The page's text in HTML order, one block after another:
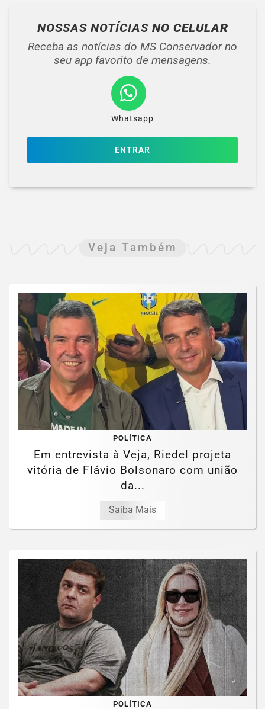
NOSSAS NOTÍCIAS NO CELULAR
Receba as notícias do MS Conservador no
seu app favorito de mensagens.
Whatsapp
ENTRAR
Veja Também
POLÍTICA
Em entrevista à Veja, Riedel projeta
vitória de Flávio Bolsonaro com união
da...
Saiba Mais
POLÍTICA